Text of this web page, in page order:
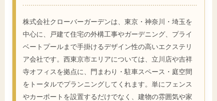
株式会社クローバーガーデンは、東京・神奈川・埼玉を
中心に、戸建て住宅の外構工事やガーデニング、プライ
ベートプールまで手掛けるデザイン性の高いエクステリ
ア会社です。西東京市エリアについては、立川店や吉祥
寺オフィスを拠点に、門まわり・駐車スペース・庭空間
をトータルでプランニングしてくれます。単にフェンス
やカーポートを設置するだけでなく、建物の雰囲気や家